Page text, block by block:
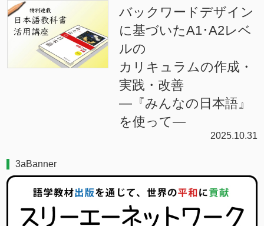
バックワードデザイン
に基づいたA1･A2レベ
ルの
カリキュラムの作成・
実践・改善
―『みんなの日本語』
を使って―
2025.10.31
3aBanner